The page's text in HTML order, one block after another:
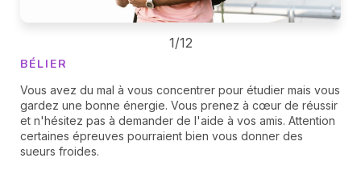
BÉLIER
Vous avez du mal à vous concentrer pour étudier mais vous
gardez une bonne énergie. Vous prenez à cœur de réussir
et n'hésitez pas à demander de l'aide à vos amis. Attention
certaines épreuves pourraient bien vous donner des
sueurs froides.
1/12